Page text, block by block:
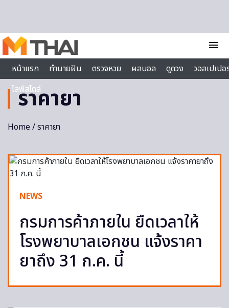
menu
หน้าแรก
ทำนายฝัน ตรวจหวย ผลบอล ดูดวง
วอลเปเป
ไลฟ์สไตล์
ราคายา
Home/ ราคายา
NEWS
กรมการค้าภายใน ยืดเวลาให้
โรงพยาบาลเอกชน แจ้งราคา
ยาถึง 31 ก.ค. นี้